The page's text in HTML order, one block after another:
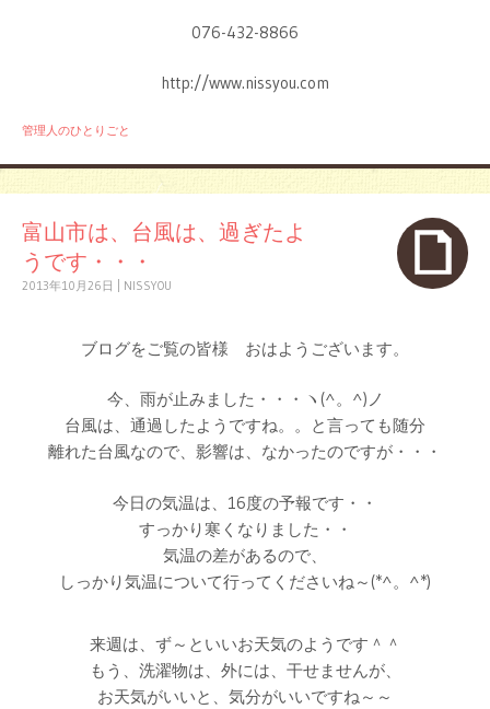
076-432-8866
http://www.nissyou.com
管理人のひとりごと
富山市は、台風は、過ぎたよ
うです・・・
2013年10月26日 NISSYOU
ブログをご覧の皆様 おはようございます。
今、雨が止みました・・・ヽ(^。^)ノ
台風は、通過したようですね。。と言っても随分
離れた台風なので、影響は、なかったのですが・・・
今日の気温は、16度の予報です・・
すっかり寒くなりました・・
気温の差があるので、
しっかり気温について行ってくださいね～(*^。^*)
来週は、ず～といいお天気のようです＾＾
もう、洗濯物は、外には、干せませんが、
お天気がいいと、気分がいいですね～～